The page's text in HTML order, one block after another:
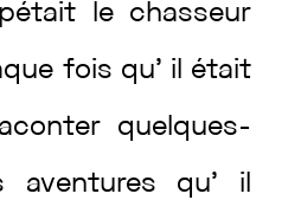
le chasseur
fois qu’ il était
quelques-
aventures qu’ il